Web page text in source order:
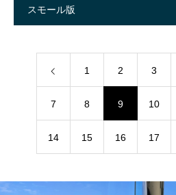
スモール版
1 2 3
7 8 9 10
14 15 16 17